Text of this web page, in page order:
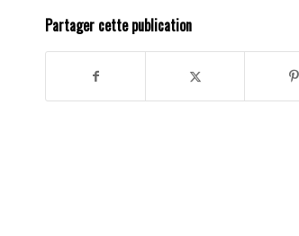
Partager cette publication